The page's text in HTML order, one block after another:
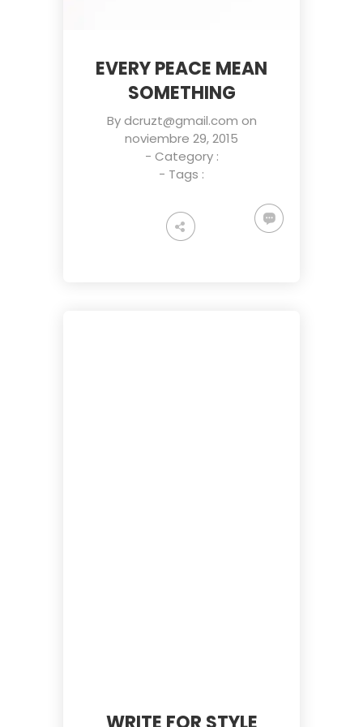
EVERY PEACE MEAN
SOMETHING
Bydcruzt@gmail.com on
noviembre 29, 2015
- Category :
- Tags :